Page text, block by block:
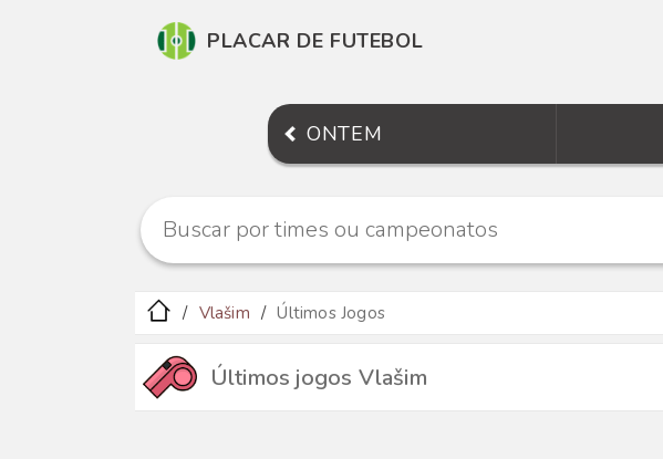
PLACAR DE FUTEBOL
ONTEM
Vlašim Últimos Jogos
Últimos jogos Vlašim